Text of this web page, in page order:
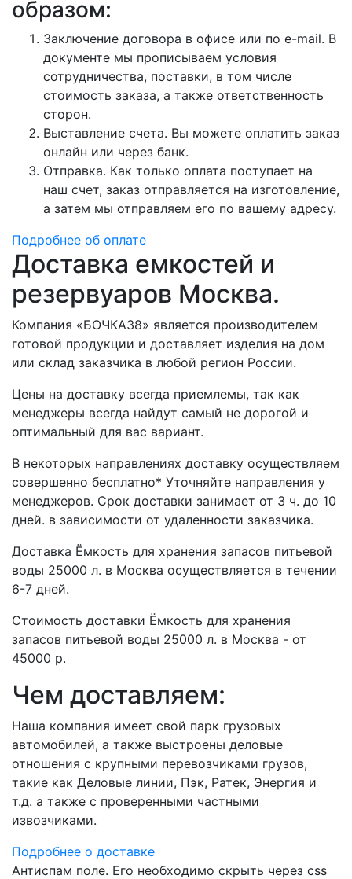
образом:
Заключение договора в офисе или по e-mail. В
документе мы прописываем условия
сотрудничества, поставки, в том числе
стоимость заказа, а также ответственность
сторон.
Выставление счета. Вы можете оплатить заказ
онлайн или через банк.
Отправка. Как только оплата поступает на
наш счет, заказ отправляется на изготовление,
а затем мы отправляем его по вашему адресу.
Подробнее об оплате
Доставка емкостей и
резервуаров Москва.
Компания «БОЧКА38» является производителем
готовой продукции и доставляет изделия на дом
или склад заказчика в любой регион России.
Цены на доставку всегда приемлемы, так как
менеджеры всегда найдут самый не дорогой и
оптимальный для вас вариант.
В некоторых направлениях доставку осуществляем
совершенно бесплатно* Уточняйте направления у
менеджеров. Срок доставки занимает от 3 ч. до 10
дней. в зависимости от удаленности заказчика.
Доставка Ёмкость для хранения запасов питьевой
воды 25000 л. в Москва осуществляется в течении
6-7 дней.
Стоимость доставки Ёмкость для хранения
запасов питьевой воды 25000 л. в Москва - от
45000 р.
Чем доставляем:
Наша компания имеет свой парк грузовых
автомобилей, а также выстроены деловые
отношения с крупными перевозчиками грузов,
такие как Деловые линии, Пэк, Ратек, Энергия и
т.д. а также с проверенными частными
извозчиками.
Подробнее о доставке
Антиспам поле. Его необходимо скрыть через css